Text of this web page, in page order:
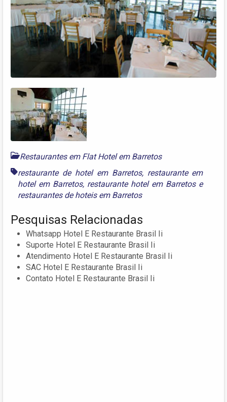
Restaurantes em Flat Hotel em Barretos
restaurante de hotel em Barretos, restaurante em
hotel em Barretos, restaurante hotel em Barretose
restaurantes de hoteis em Barretos
Pesquisas Relacionadas
Whatsapp Hotel E Restaurante Brasil Ii
Suporte Hotel E Restaurante Brasil Ii
Atendimento Hotel E Restaurante Brasil Ii
SAC Hotel E Restaurante Brasil Ii
Contato Hotel E Restaurante Brasil Ii